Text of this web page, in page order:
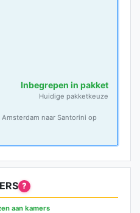
Inbegrepen in pakket
Huidige pakketkeuze
naar Santorini op
?
aan kamers